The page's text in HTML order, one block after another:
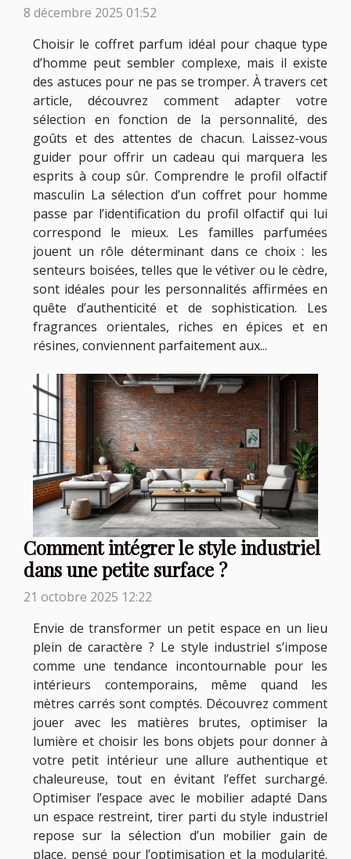
8 décembre 2025 01:52
Choisir le coffret parfum idéal pour chaque type
d’homme peut sembler complexe, mais il existe
des astuces pour ne pas se tromper. À travers cet
article, découvrez comment adapter votre
sélection en fonction de la personnalité, des
goûts et des attentes de chacun. Laissez-vous
guider pour offrir un cadeau qui marquera les
esprits à coup sûr. Comprendre le profil olfactif
masculin La sélection d’un coffret pour homme
passe par l’identification du profil olfactif qui lui
correspond le mieux. Les familles parfumées
jouent un rôle déterminant dans ce choix : les
senteurs boisées, telles que le vétiver ou le cèdre,
sont idéales pour les personnalités affirmées en
quête d’authenticité et de sophistication. Les
fragrances orientales, riches en épices et en
résines, conviennent parfaitement aux...
Comment intégrer le style industriel
dans une petite surface ?
21 octobre 2025 12:22
Envie de transformer un petit espace en un lieu
plein de caractère ? Le style industriel s’impose
comme une tendance incontournable pour les
intérieurs contemporains, même quand les
mètres carrés sont comptés. Découvrez comment
jouer avec les matières brutes, optimiser la
lumière et choisir les bons objets pour donner à
votre petit intérieur une allure authentique et
chaleureuse, tout en évitant l’effet surchargé.
Optimiser l’espace avec le mobilier adapté Dans
un espace restreint, tirer parti du style industriel
repose sur la sélection d’un mobilier gain de
place, pensé pour l’optimisation et la modularité.